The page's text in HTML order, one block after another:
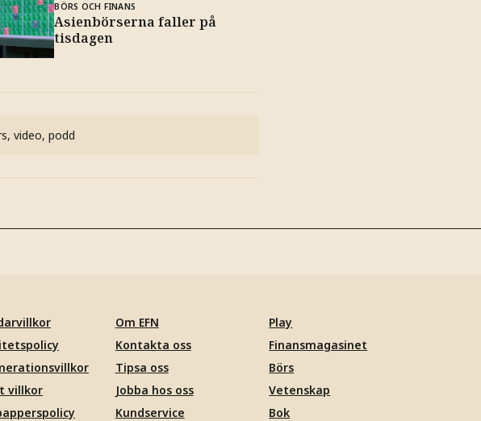
BÖRS OCH FINANS
Asienbörserna faller på
tisdagen
video, podd
villkor
Om EFN
Kontakta oss
Tipsa oss
Jobba hos oss
Kundservice
Play
Finansmagasinet
Börs
Vetenskap
Bok